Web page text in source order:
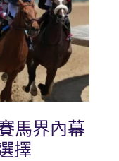
馬界內幕
擇